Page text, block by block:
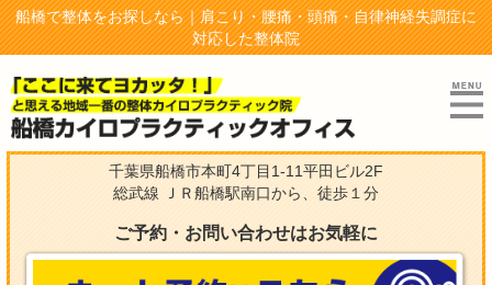
船橋で整体をお探しなら｜肩こり・腰痛・頭痛・自律神経失調症に
対応した整体院
千葉県船橋市本町4丁目1-11平田ビル2F
総武線 ＪＲ船橋駅南口から、徒歩１分
ご予約・お問い合わせはお気軽に